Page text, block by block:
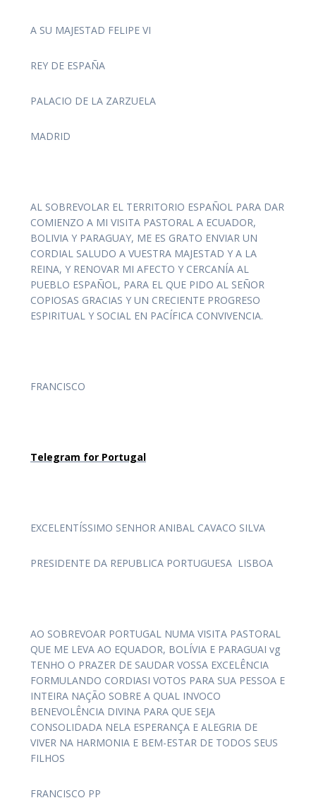
A SU MAJESTAD FELIPE VI
REY DE ESPAÑA
PALACIO DE LA ZARZUELA
MADRID
AL SOBREVOLAR EL TERRITORIO ESPAÑOL PARA DAR
COMIENZO A MI VISITA PASTORAL A ECUADOR,
BOLIVIA Y PARAGUAY, ME ES GRATO ENVIAR UN
CORDIAL SALUDO A VUESTRA MAJESTAD Y A LA
REINA, Y RENOVAR MI AFECTO Y CERCANÍA AL
PUEBLO ESPAÑOL, PARA EL QUE PIDO AL SEÑOR
COPIOSAS GRACIAS Y UN CRECIENTE PROGRESO
ESPIRITUAL Y SOCIAL EN PACÍFICA CONVIVENCIA.
FRANCISCO
Telegram for Portugal
EXCELENTÍSSIMO SENHOR ANIBAL CAVACO SILVA
PRESIDENTE DA REPUBLICA PORTUGUESA LISBOA
AO SOBREVOAR PORTUGAL NUMA VISITA PASTORAL
QUE ME LEVA AO EQUADOR, BOLÍVIA E PARAGUAI vg
TENHO O PRAZER DE SAUDAR VOSSA EXCELÊNCIA
FORMULANDO CORDIASI VOTOS PARA SUA PESSOA E
INTEIRA NAÇÃO SOBRE A QUAL INVOCO
BENEVOLÊNCIA DIVINA PARA QUE SEJA
CONSOLIDADA NELA ESPERANÇA E ALEGRIA DE
VIVER NA HARMONIA E BEM-ESTAR DE TODOS SEUS
FILHOS
FRANCISCO PP